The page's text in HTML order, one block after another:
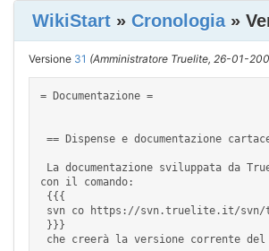
WikiStart » Cronologia»
Versione 31 (Amministratore Truelite, 26-01-
= Documentazione =
con il comando: